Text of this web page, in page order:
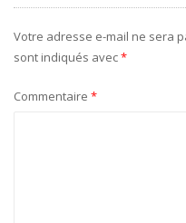
Votre adresse e-mail ne sera
sont indiqués avec*
Commentaire *